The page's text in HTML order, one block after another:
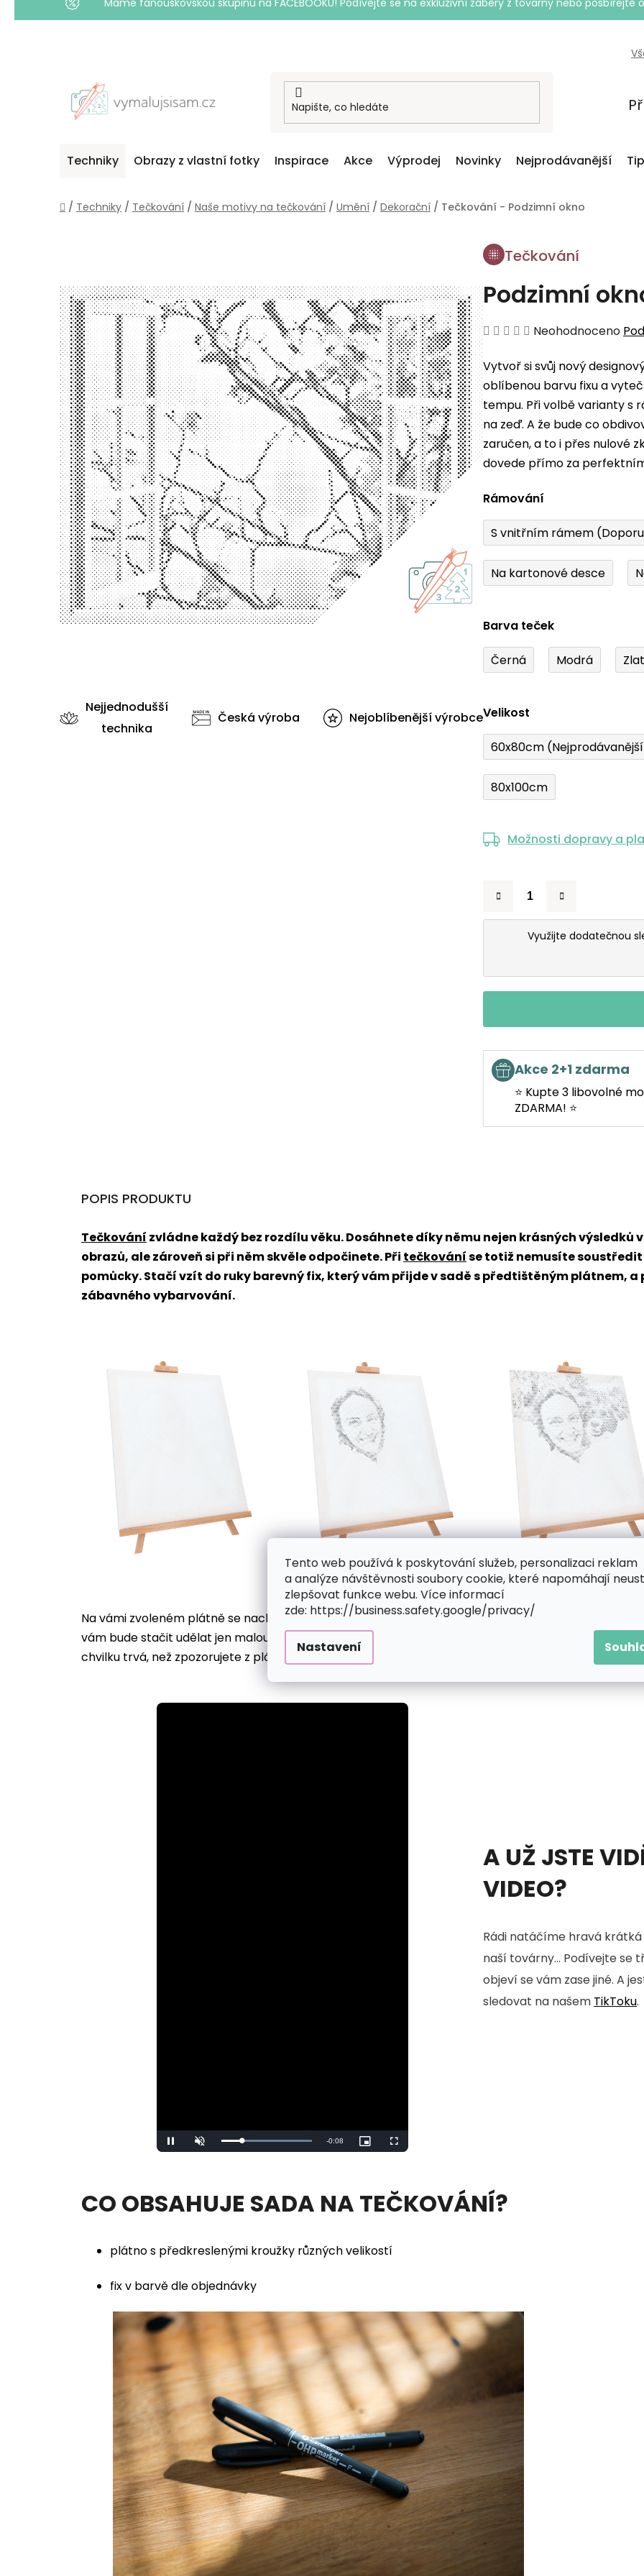
Tento web používá k poskytování služeb, personalizaci reklam
a analýze návštěvnosti soubory cookie, které napomáhají
zlepšovat funkce webu. Více informací
zde: https://business.safety.google/privacy/
Nastavení
Máme fanouškovskou skupinu na FACEBOOKU! Podívejte se na exkluzivní záběry z továrny nebo
Techniky Obrazy z vlastní fotky Inspirace Akce Výprodej Novinky Nejprodávanější
Domů
/ Techniky / Tečkování / Naše motivy na tečkování / Umění / Dekorační / Tečkování - Podzimní okno
Tečkování
Podzimní
Průměrné
produktu
je
0,0
z
5
hvězdiček.
Neohodnoceno
Vytvoř si svůj nový
oblíbenou barvu fixu a
tempu. Při volbě varianty s
na zeď. A že bude co
zaručen, a to i přes nulové
dovede přímo za
Rámování
S vnitřním rámem
Na kartonové desce
Barva teček
Černá Modrá
Velikost
60x80cm
80x100cm
Možnosti dopravy a
Využijte dodatečnou
Akce 2+1 zdarma
⭐ Kupte 3 libovolné
ZDARMA! ⭐
Nejjednodušší
technika
Česká výroba Nejoblíbenější výrobce
POPIS PRODUKTU
Tečkování zvládne každý bez rozdílu věku. Dosáhnete díky němu nejen krásných
obrazů, ale zároveň si při něm skvěle odpočinete. Při tečkováníse totiž nemusíte
pomůcky. Stačí vzít do ruky barevný fix, který vám přijde v sadě s předtištěným plátnem, a
zábavného vybarvování.
Na vámi zvoleném plátně se nachází desítky až stovky různě velkých předtištěných kroužků,
vám bude stačit udělat jen malou tečku, jinde bude nutné do plátna trochu víc zatlačit a celý
chvilku trvá, než zpozorujete z plátna vystupovat svůj motiv. Jakmile se ale začne rýsovat, zaplaví
Pause Unmute Loaded:
100.00%
Remaining
-0:06
Picture-
in-
Fullscreen
A UŽ JSTE
VIDEO?
Rádi natáčíme hravá krátká
naší továrny... Podívejte se
objeví se vám zase jiné. A
sledovat na našem TikToku.
CO OBSAHUJE SADA NA TEČKOVÁNÍ?
plátno s předkreslenými kroužky různých velikostí
fix v barvě dle objednávky